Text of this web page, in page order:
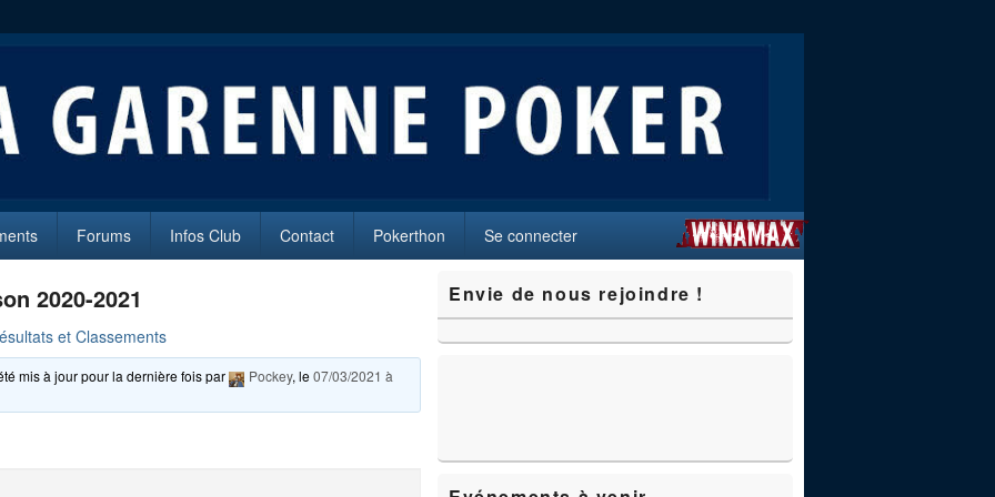
(92250)
Forums Infos Club Contact Pokerthon Se connecter
2020-2021
et Classements
mis à jour pour la dernière fois par Pockey, le07/03/2021 à
principale
de
widget
Envie de nous rejoindre !